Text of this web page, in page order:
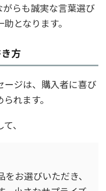
らも誠実な言葉選び
となります。
方
ージは、購入者に喜び
れます。
、
をお選びいただき、